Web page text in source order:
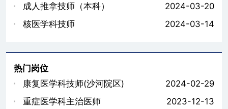
成人推拿技师（本科）
2024-03-20
核医学科技师
2024-03-14
热门岗位
康复医学科技师(沙河院区)
2024-02-29
重症医学科主治医师
2023-12-13